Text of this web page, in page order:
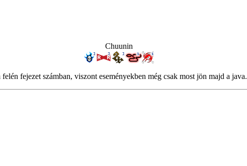
Chuunin
fejezet számban, viszont eseményekben még csak most jön majd a java.